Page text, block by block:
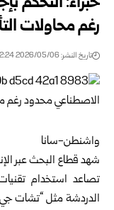
رغم محاولات
تاريخ النشر: 2026/05/06 2:24 مساءً
واشنطن-سانا
شهد قطاع البحث عبر
تصاعد استخدام
الدردشة مثل “تشات جي